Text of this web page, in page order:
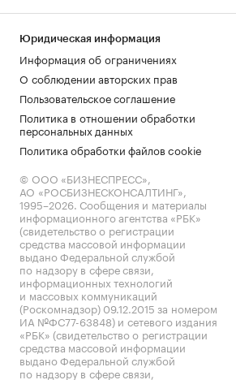
Юридическая информация
Информация об ограничениях
О соблюдении авторских прав
Пользовательское соглашение
Политика в отношении обработки
персональных данных
Политика обработки файлов cookie
© ООО «БИЗНЕСПРЕСС»,
АО «РОСБИЗНЕСКОНСАЛТИНГ»,
1995–2026. Сообщения и материалы
информационного агентства «РБК»
(свидетельство о регистрации
средства массовой информации
выдано Федеральной службой
по надзору в сфере связи,
информационных технологий
и массовых коммуникаций
(Роскомнадзор) 09.12.2015 за номером
ИА №ФС77-63848) и сетевого издания
«РБК» (свидетельство о регистрации
средства массовой информации
выдано Федеральной службой
по надзору в сфере связи,